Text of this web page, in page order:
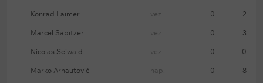
Konrad Laimer vez. 0 2
Marcel Sabitzer vez. 0 3
Nicolas Seiwald vez. 0 0
Marko Arnautović nap. 0 8